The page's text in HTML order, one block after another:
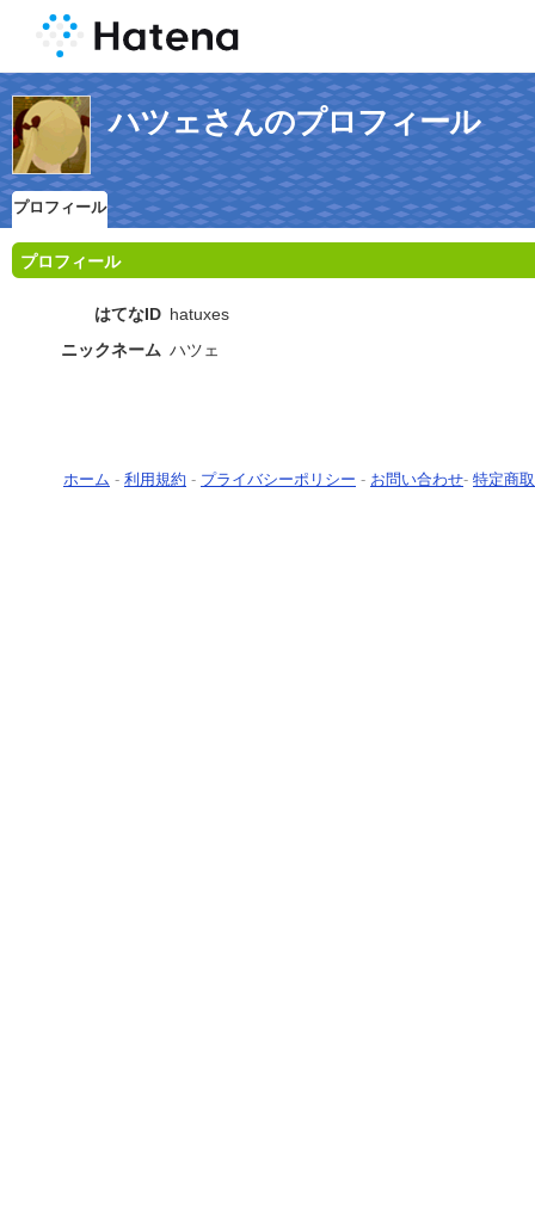
ハツェさんのプロフィール
プロフィール
プロフィール
はてなID hatuxes
ニックネーム ハツェ
ホーム - 利用規約 - プライバシーポリシー - お問い合わせ- 特定商